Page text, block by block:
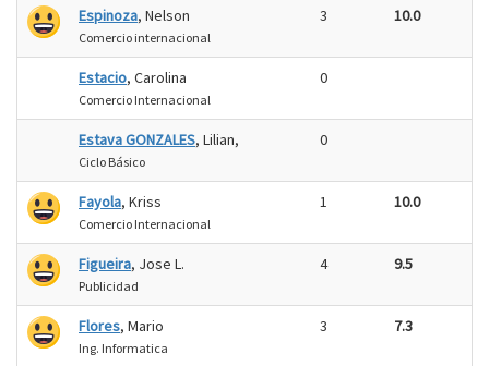
Espinoza, Nelson
Comercio internacional
3 10.0
Estacio, Carolina
Comercio Internacional
0
Estava GONZALES, Lilian,
Ciclo Básico
0
Fayola, Kriss
Comercio Internacional
1 10.0
Figueira, Jose L.
Publicidad
4 9.5
Flores, Mario
Ing. Informatica
3 7.3